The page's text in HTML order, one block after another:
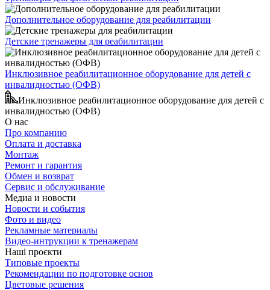
Дополнительное оборудование для реабилитации
Детские тренажеры для реабилитации
Инклюзивное реабилитационное оборудование для детей с
инвалидностью (ОФВ)
Инклюзивное реабилитационное оборудование для детей с
инвалидностью (ОФВ)
О нас
Про компанию
Оплата и доставка
Монтаж
Ремонт и гарантия
Обмен и возврат
Сервис и обслуживание
Медиа и новости
Новости и события
Фото и видео
Рекламные материалы
Видео-интрукции к тренажерам
Наші проєкти
Типовые проекты
Рекомендации по подготовке основ
Цветовые решения